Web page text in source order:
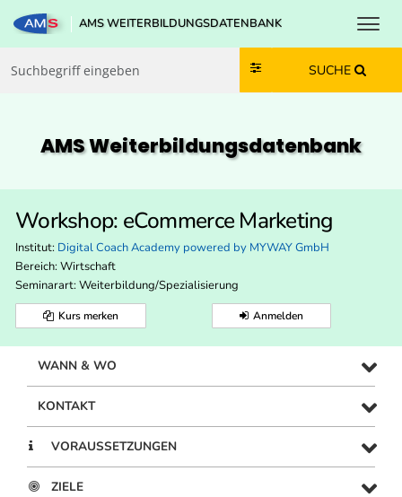
Zum Inhalt springen
Zum Navmenü springen
Zur Suche springen
Zur Footer springen
AMS WEITERBILDUNGSDATENBANK
SUCHE
AMS Weiterbildungs­datenbank
Workshop: eCommerce Marketing
Institut: Digital Coach Academy powered by MYWAY GmbH
Bereich: Wirtschaft
Seminarart: Weiterbildung/Spezialisierung
Kurs merken Anmelden
WANN & WO
KONTAKT
VORAUSSETZUNGEN
ZIELE